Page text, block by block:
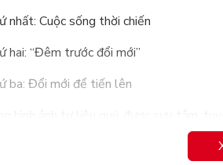
nhất: Cuộc sống thời chiến
hai: “Đêm trước đổi mới”
ba: Đổi mới để tiến lên